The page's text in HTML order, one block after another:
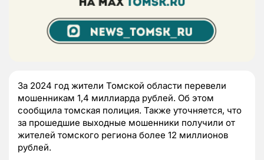
За 2024 год жители Томской области перевели
мошенникам 1,4 миллиарда рублей. Об этом
сообщила томская полиция. Также уточняется, что
за прошедшие выходные мошенники получили от
жителей томского региона более 12 миллионов
рублей.